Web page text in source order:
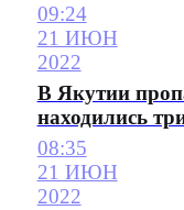
09:24
21 ИЮН
2022
В Якутии
находились
08:35
21 ИЮН
2022